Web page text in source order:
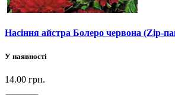
Насіння айстра Болеро червона (Zip-
У наявності
14.00 грн.